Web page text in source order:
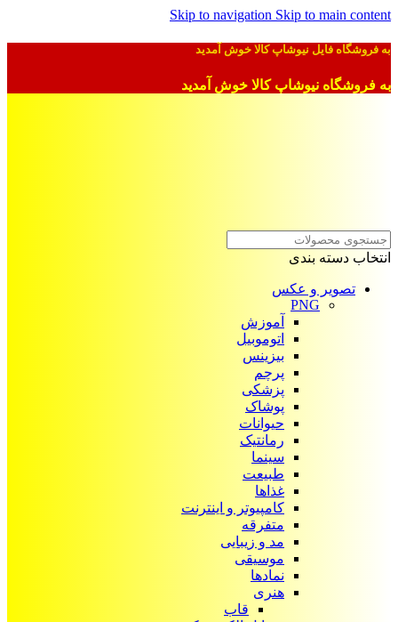
Skip to navigation Skip to main content
به فروشگاه فایل نیوشاپ کالا خوش آمدید
به فروشگاه نیوشاپ کالا خوش آمدید
انتخاب دسته بندی
تصویر و عکس
PNG
آموزش
اتوموبیل
بیزینس
پرچم
پزشکی
پوشاک
حیوانات
رمانتیک
سینما
طبیعت
غذاها
کامپیوتر و اینترنت
متفرقه
مد و زیبایی
موسیقی
نمادها
هنری
قاب